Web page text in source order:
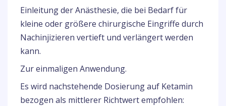
Einleitung der Anästhesie, die bei Bedarf für
kleine oder größere chirurgische Eingriffe durch
Nachinjizieren vertieft und verlängert werden
kann.
Zur einmaligen Anwendung.
Es wird nachstehende Dosierung auf Ketamin
bezogen als mittlerer Richtwert empfohlen: